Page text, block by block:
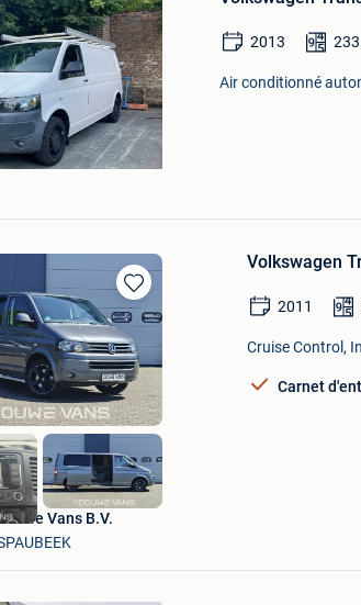
Favoris
2013
Air conditionné
Sauvegarder
dans
Mes
Favoris
Volkswagen
2011
Cruise Control,
Carnet
Vans B.V.